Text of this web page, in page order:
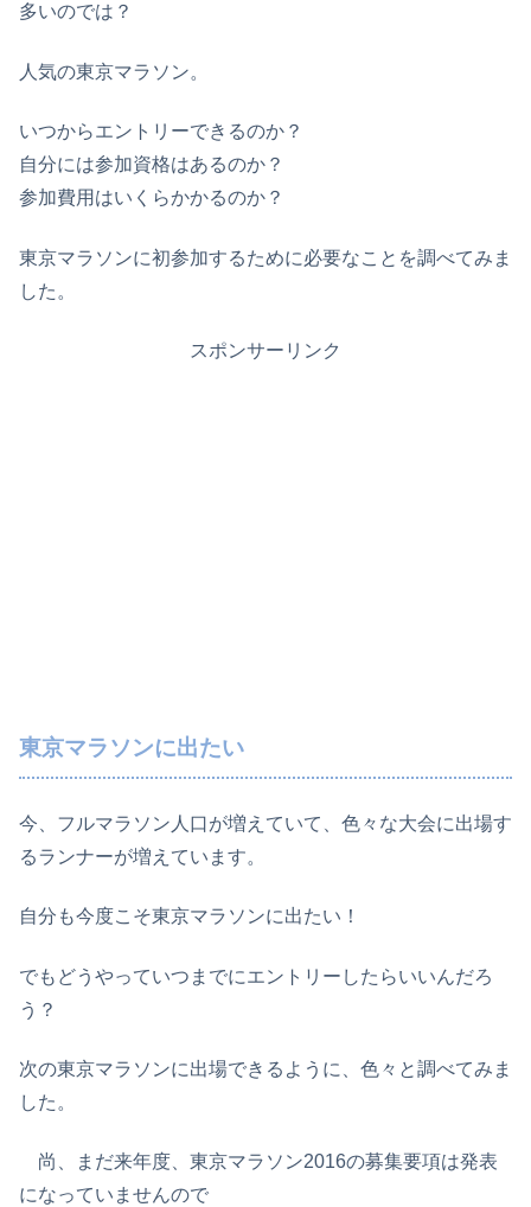
多いのでは？
人気の東京マラソン。
いつからエントリーできるのか？
自分には参加資格はあるのか？
参加費用はいくらかかるのか？
東京マラソンに初参加するために必要なことを調べてみま
した。
スポンサーリンク
東京マラソンに出たい
今、フルマラソン人口が増えていて、色々な大会に出場す
るランナーが増えています。
自分も今度こそ東京マラソンに出たい！
でもどうやっていつまでにエントリーしたらいいんだろ
う？
次の東京マラソンに出場できるように、色々と調べてみま
した。
尚、まだ来年度、東京マラソン2016の募集要項は発表
になっていませんので